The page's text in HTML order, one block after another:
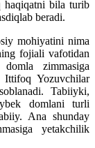
haqiqatni bila turib
beradi.
mohiyatini nima
fojiali vafotidan
zimmasiga
Yozuvchilar
Tabiiyki,
domlani turli
Ana shunday
yetakchilik